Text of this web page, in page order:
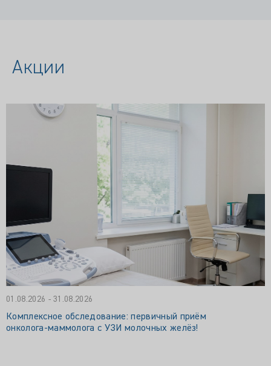
Акции
01.08.2026 - 31.08.2026
Комплексное обследование: первичный приём
онколога‑маммолога с УЗИ молочных желёз!